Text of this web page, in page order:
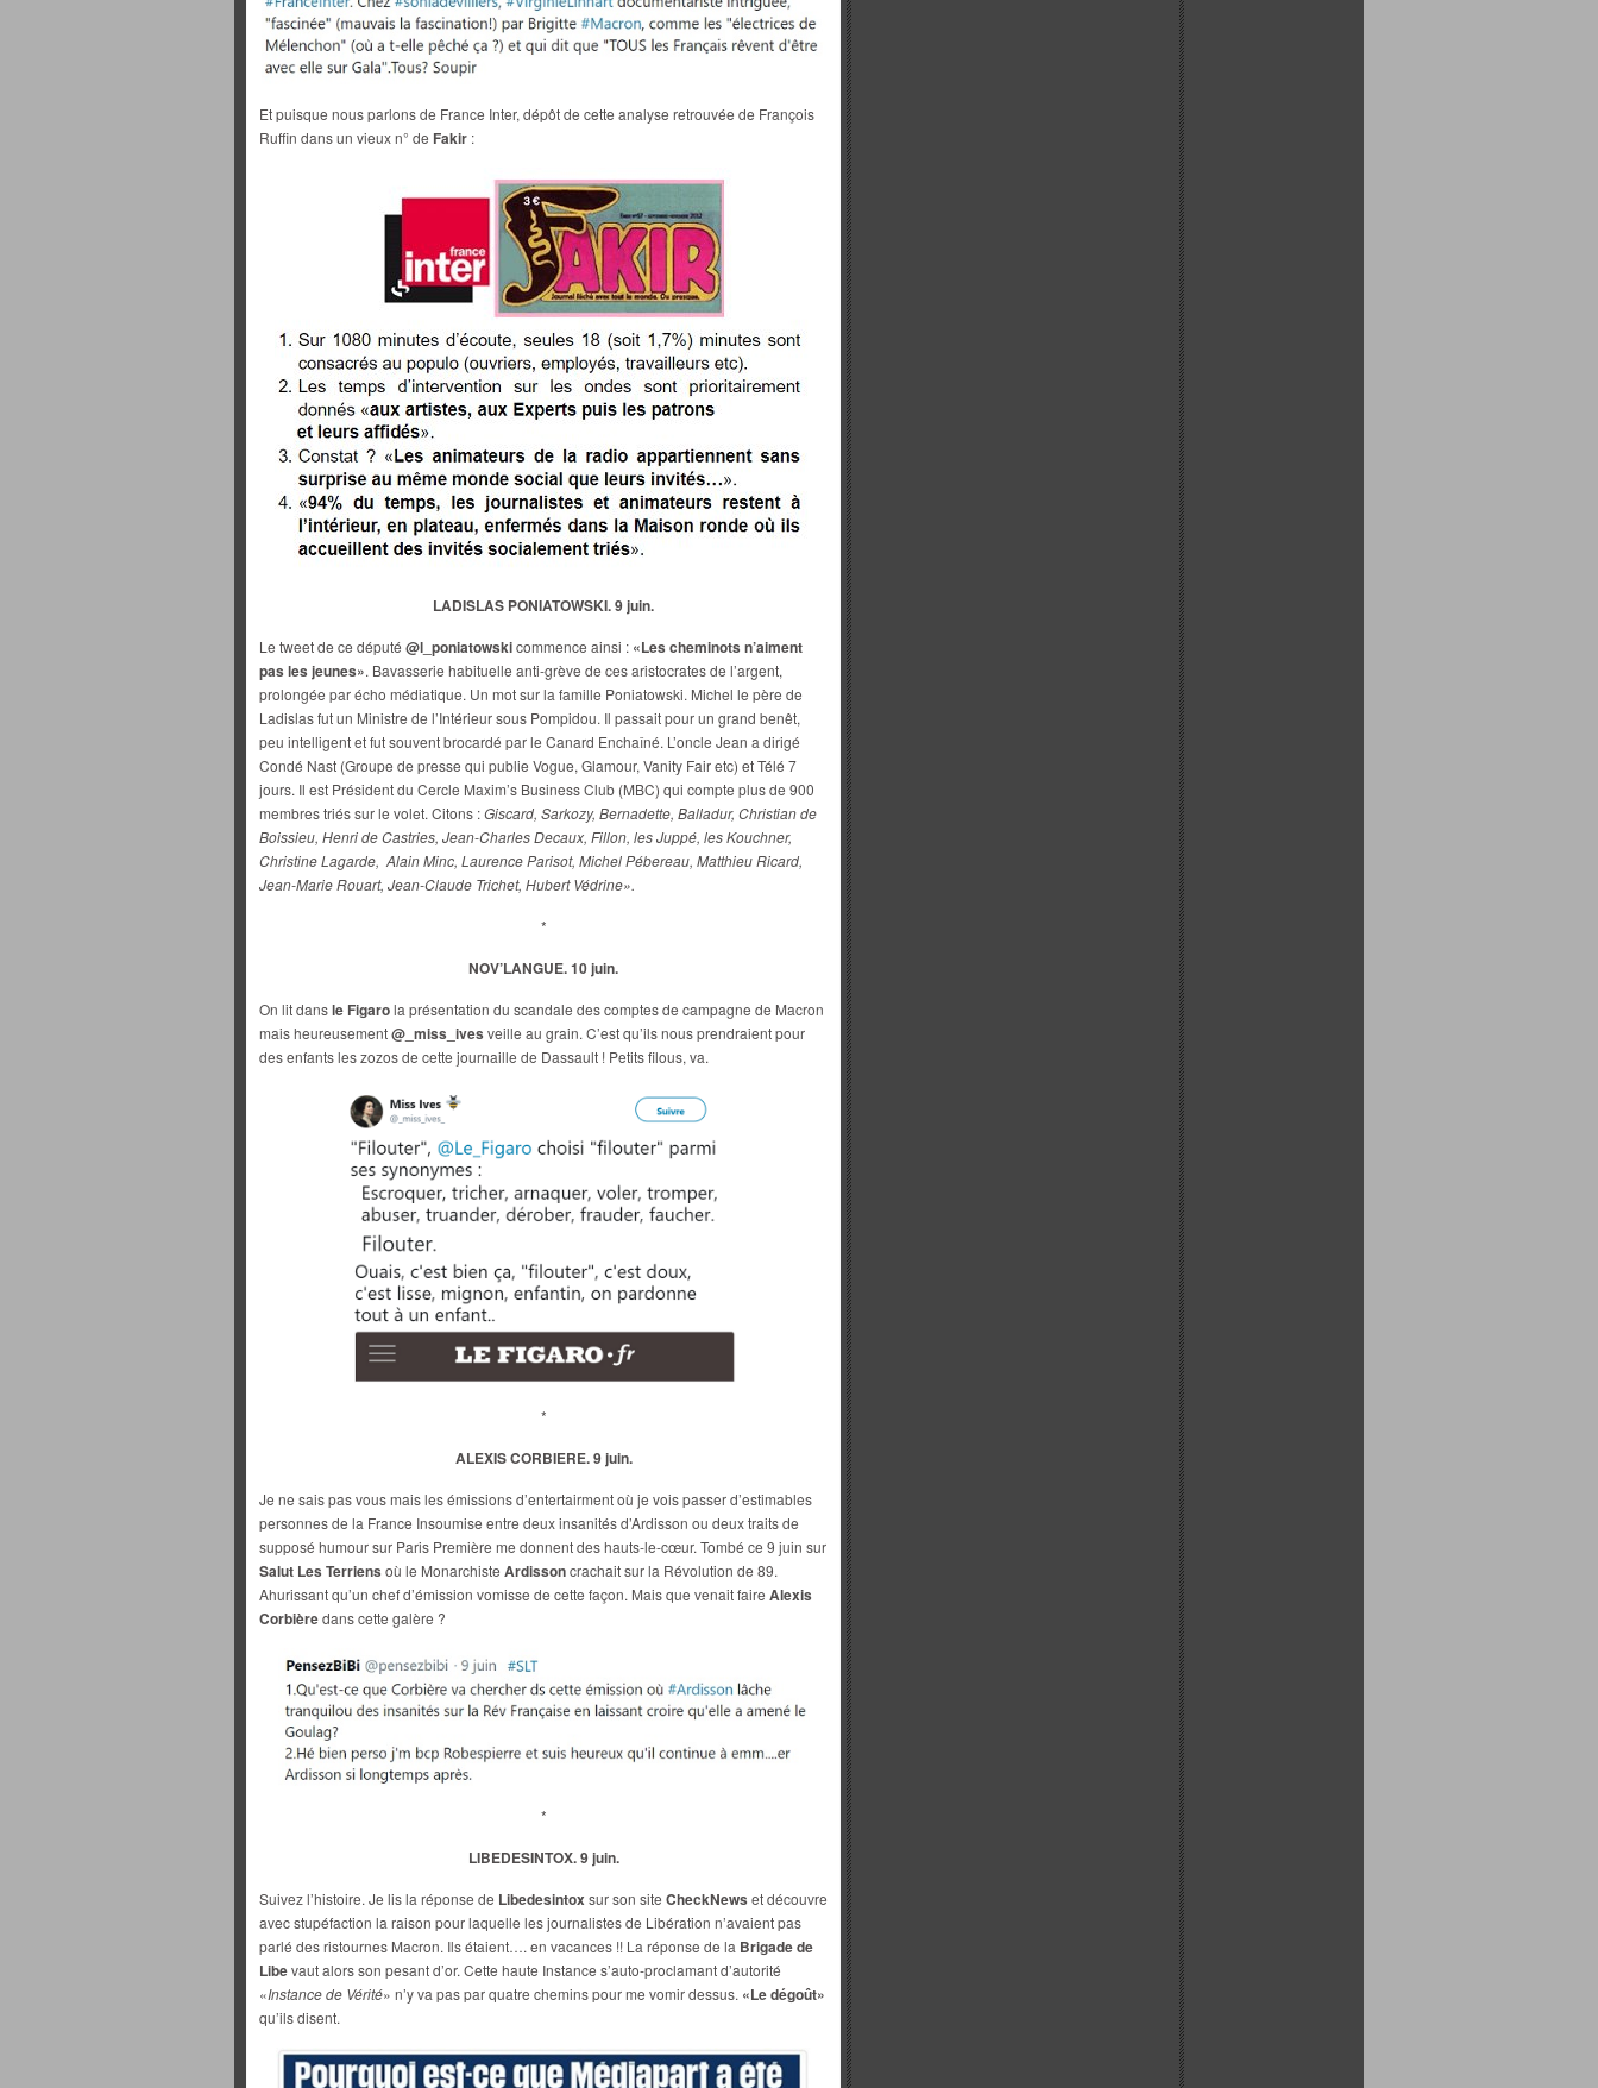
Et puisque nous parlons de France Inter, dépôt de cette analyse retrouvée de François
Ruffin dans un vieux n° de Fakir :
LADISLAS PONIATOWSKI. 9 juin.
Le tweet de ce député @l_poniatowskicommence ainsi : «Les cheminots n’aiment
pas les jeunes». Bavasserie habituelle anti-grève de ces aristocrates de l’argent,
prolongée par écho médiatique. Un mot sur la famille Poniatowski. Michel le père de
Ladislas fut un Ministre de l’Intérieur sous Pompidou. Il passait pour un grand benêt,
peu intelligent et fut souvent brocardé par le Canard Enchaîné. L’oncle Jean a dirigé
Condé Nast (Groupe de presse qui publie Vogue, Glamour, Vanity Fair etc) et Télé 7
jours. Il est Président du Cercle Maxim’s Business Club (MBC) qui compte plus de 900
membres triés sur le volet. Citons :Giscard, Sarkozy, Bernadette, Balladur, Christian de
Boissieu, Henri de Castries, Jean-Charles Decaux, Fillon, les Juppé, les Kouchner,
Christine Lagarde, Alain Minc, Laurence Parisot, Michel Pébereau, Matthieu Ricard,
Jean-Marie Rouart, Jean-Claude Trichet, Hubert Védrine».
*
NOV’LANGUE. 10 juin.
On lit dansle Figarola présentation du scandale des comptes de campagne de Macron
mais heureusement@_miss_ives veille au grain. C’est qu’ils nous prendraient pour
des enfants les zozos de cette journaille de Dassault ! Petits filous, va.
*
ALEXIS CORBIERE. 9 juin.
Je ne sais pas vous mais les émissions d’entertairment où je vois passer d’estimables
personnes de la France Insoumise entre deux insanités d’Ardisson ou deux traits de
supposé humour sur Paris Première me donnent des hauts-le-cœur. Tombé ce 9 juin sur
Salut Les Terriens où le Monarchiste Ardissoncrachait sur la Révolution de 89.
Ahurissant qu’un chef d’émission vomisse de cette façon. Mais que venait faire Alexis
Corbièredans cette galère ?
*
LIBEDESINTOX. 9 juin.
Suivez l’histoire. Je lis la réponse de Libedesintoxsur son site CheckNews et découvre
avec stupéfaction la raison pour laquelle les journalistes de Libération n’avaient pas
parlé des ristournes Macron. Ils étaient…. en vacances !! La réponse de la Brigade de
Libevaut alors son pesant d’or. Cette haute Instance s’auto-proclamant d’autorité
«Instance de Vérité» n’y va pas par quatre chemins pour me vomir dessus. «Le dégoût»
qu’ils disent.